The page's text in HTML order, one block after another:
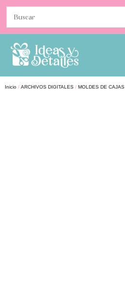
Inicio / ARCHIVOS DIGITALES / MOLDES DE CAJAS